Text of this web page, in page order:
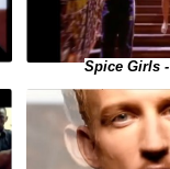
Spice Girls